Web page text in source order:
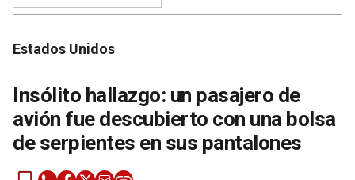
Estados Unidos
Insólito hallazgo: un pasajero de
avión fue descubierto con una bolsa
de serpientes en sus pantalones